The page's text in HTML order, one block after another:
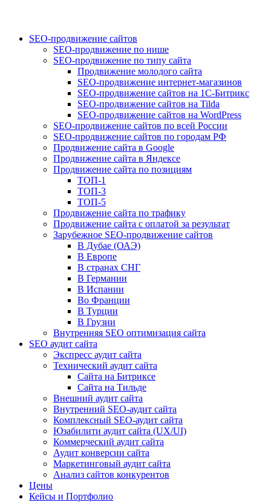
SEO-продвижение сайтов
SEO-продвижение по нише
SEO-продвижение по типу сайта
Продвижение молодого сайта
SEO-продвижение интернет-магазинов
SEO-продвижение сайтов на 1С-Битрикс
SEO-продвижение сайтов на Tilda
SEO-продвижение сайтов на WordPress
SEO-продвижение сайтов по всей России
SEO-продвижение сайтов по городам РФ
Продвижение сайта в Google
Продвижение сайта в Яндексе
Продвижение сайта по позициям
ТОП-1
ТОП-3
ТОП-5
Продвижение сайта по трафику
Продвижение сайта с оплатой за результат
Зарубежное SEO-продвижение сайтов
В Дубае (ОАЭ)
В Европе
В странах СНГ
В Германии
В Испании
Во Франции
В Турции
В Грузии
Внутренняя SEO оптимизация сайта
SEO аудит сайта
Экспресс аудит сайта
Технический аудит сайта
Сайта на Битриксе
Сайта на Тильде
Внешний аудит сайта
Внутренний SEO-аудит сайта
Комплексный SEO-аудит сайта
Юзабилити аудит сайта (UX/UI)
Коммерческий аудит сайта
Аудит конверсии сайта
Маркетинговый аудит сайта
Анализ сайтов конкурентов
Цены
Кейсы и Портфолио